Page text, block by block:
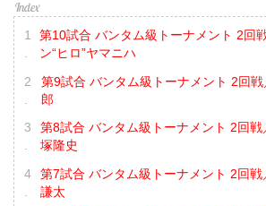
第10試合 バンタム級トーナメント 2回
ン“ヒロ”ヤマニハ
第9試合 バンタム級トーナメント 2回
郎
第8試合 バンタム級トーナメント 2回
塚隆史
第7試合 バンタム級トーナメント 2回
謙太